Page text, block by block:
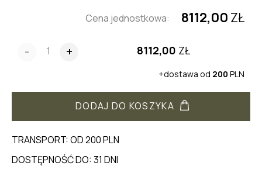
Cena jednostkowa: 8112,00 ZŁ
- + 8112,00 ZŁ
+dostawa od 200 PLN
DODAJ DO KOSZYKA
TRANSPORT: OD 200 PLN
DOSTĘPNOŚĆ DO: 31 DNI